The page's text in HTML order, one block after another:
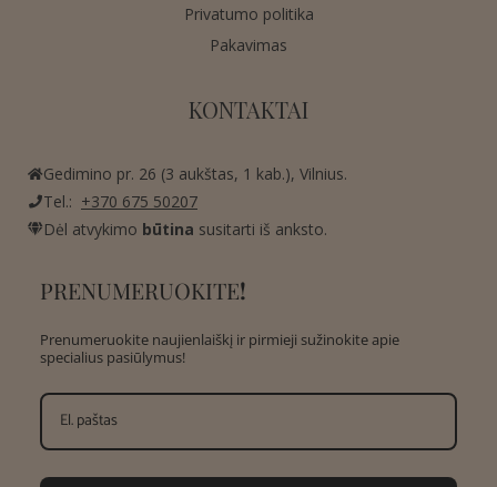
Privatumo politika
Pakavimas
KONTAKTAI
Gedimino pr. 26 (3 aukštas, 1 kab.), Vilnius.
Tel.: +370 675 50207
Dėl atvykimo būtina susitarti iš anksto.
PRENUMERUOKITE!
Prenumeruokite naujienlaiškį ir pirmieji sužinokite apie
specialius pasiūlymus!